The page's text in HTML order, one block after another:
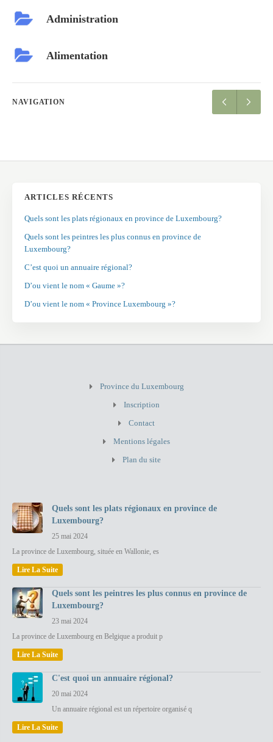
Administration
Alimentation
NAVIGATION
ARTICLES RÉCENTS
Quels sont les plats régionaux en province de Luxembourg?
Quels sont les peintres les plus connus en province de
Luxembourg?
C’est quoi un annuaire régional?
D’ou vient le nom « Gaume »?
D’ou vient le nom « Province Luxembourg »?
Province du Luxembourg
Inscription
Contact
Mentions légales
Plan du site
Quels sont les plats régionaux en province de
Luxembourg?
25 mai 2024
La province de Luxembourg, située en Wallonie, es
Lire La Suite
Quels sont les peintres les plus connus en province de
Luxembourg?
23 mai 2024
La province de Luxembourg en Belgique a produit p
Lire La Suite
C'est quoi un annuaire régional?
20 mai 2024
Un annuaire régional est un répertoire organisé q
Lire La Suite